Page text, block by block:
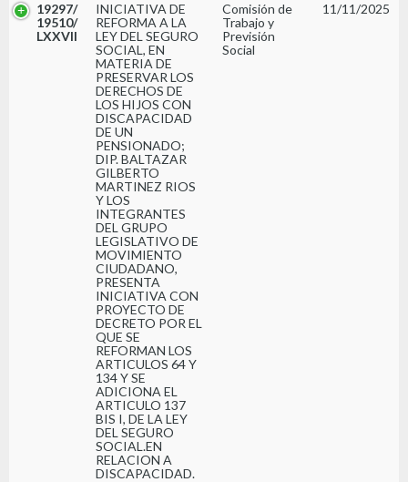
19297/
19510/
LXXVII
INICIATIVA DE
REFORMA A LA
LEY DEL SEGURO
SOCIAL, EN
MATERIA DE
PRESERVAR LOS
DERECHOS DE
LOS HIJOS CON
DISCAPACIDAD
DE UN
PENSIONADO;
DIP. BALTAZAR
GILBERTO
MARTINEZ RIOS
Y LOS
INTEGRANTES
DEL GRUPO
LEGISLATIVO DE
MOVIMIENTO
CIUDADANO,
PRESENTA
INICIATIVA CON
PROYECTO DE
DECRETO POR EL
QUE SE
REFORMAN LOS
ARTICULOS 64 Y
134 Y SE
ADICIONA EL
ARTICULO 137
BIS I, DE LA LEY
DEL SEGURO
SOCIAL.EN
RELACION A
DISCAPACIDAD.
Comisión de
Trabajo y
Previsión
Social
11/11/2025